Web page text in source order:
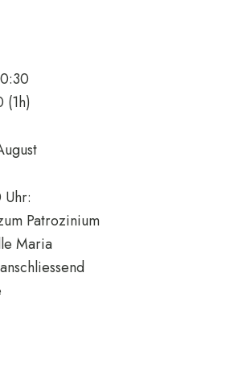
Patrozinium
Maria
(1h)